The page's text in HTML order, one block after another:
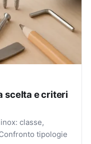
scelta e criteri
classe,
tipologie